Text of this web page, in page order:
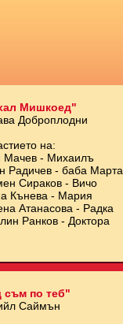
Мишкоед"
Доброплодни
на:
Мачев - Михаилъ
Радичев - баба Марта
Сираков - Вичо
Кънева - Мария
Атанасова - Радка
Ранков - Доктора
съм по теб"
Саймън